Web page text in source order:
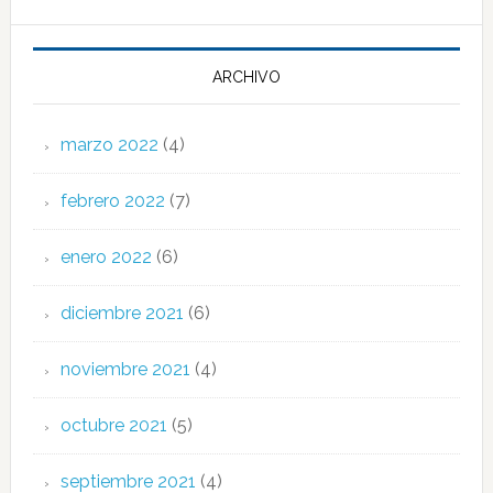
ARCHIVO
marzo 2022 (4)
febrero 2022 (7)
enero 2022 (6)
diciembre 2021 (6)
noviembre 2021 (4)
octubre 2021 (5)
septiembre 2021 (4)